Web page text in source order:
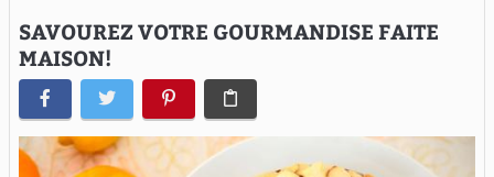
SAVOUREZ VOTRE GOURMANDISE FAITE
MAISON!